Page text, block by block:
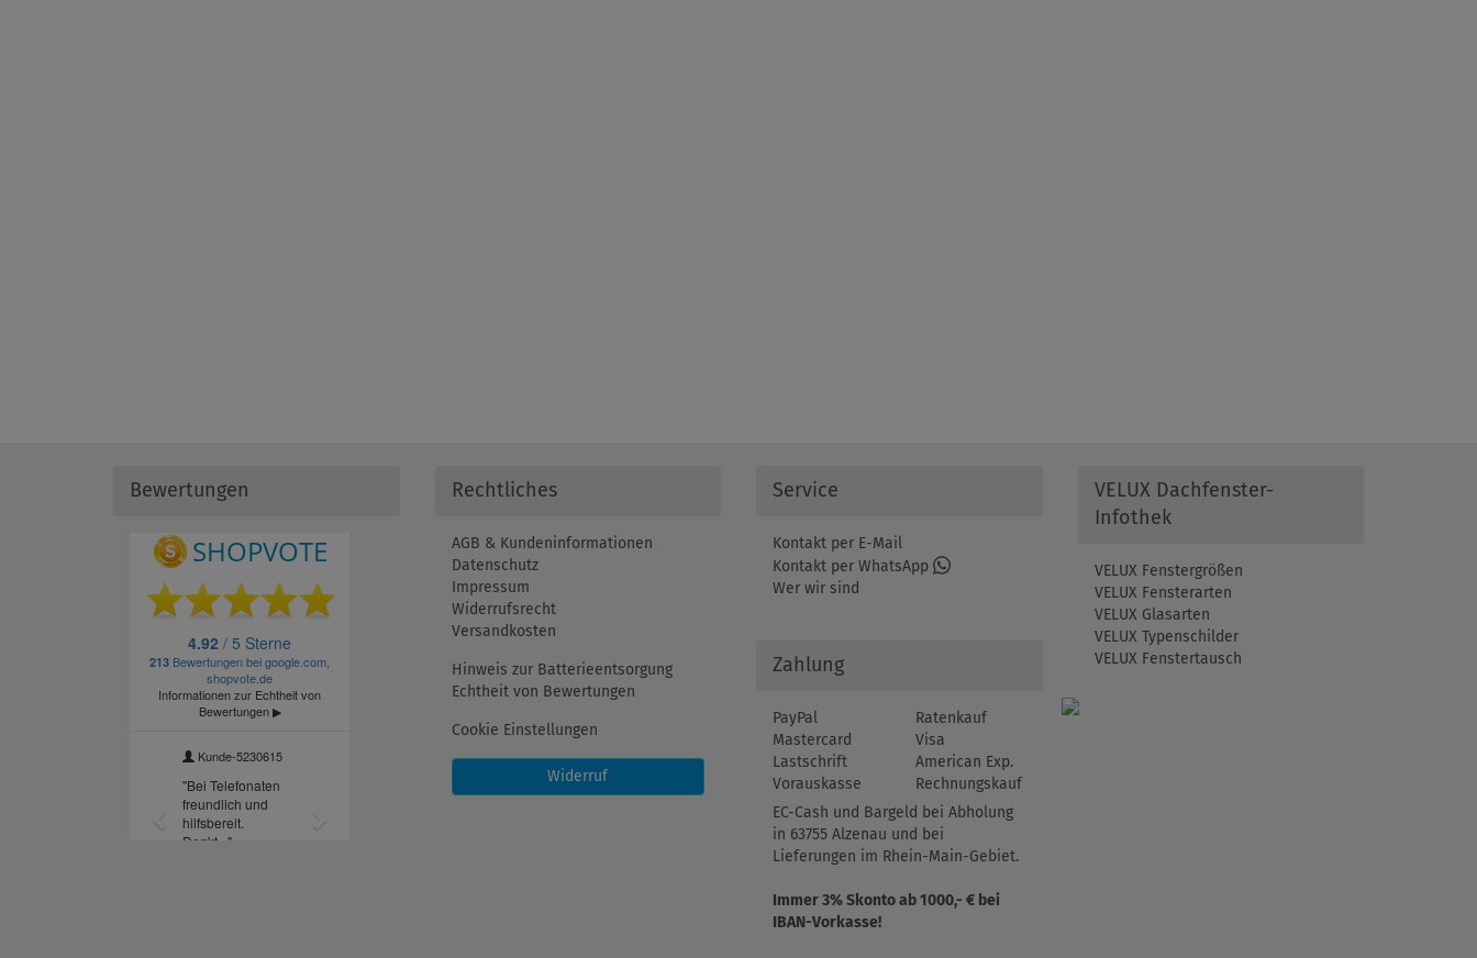
Bewertungen Rechtliches
AGB & Kundeninformationen
Datenschutz
Impressum
Widerrufsrecht
Versandkosten
Hinweis zur Batterieentsorgung
Echtheit von Bewertungen
Cookie Einstellungen
Widerruf
Service
Kontakt per E-Mail
Kontakt per WhatsApp
Wer wir sind
Zahlung
PayPal
Ratenkauf
Mastercard
Visa
Lastschrift
American Exp.
Vorauskasse
Rechnungskauf
EC-Cash und Bargeld bei Abholung
in 63755 Alzenau und bei
Lieferungen im Rhein-Main-Gebiet.
Immer 3% Skonto ab 1000,- € bei
IBAN-Vorkasse!
VELUX Dachfenster-
Infothek
VELUX Fenstergrößen
VELUX Fensterarten
VELUX Glasarten
VELUX Typenschilder
VELUX Fenstertausch